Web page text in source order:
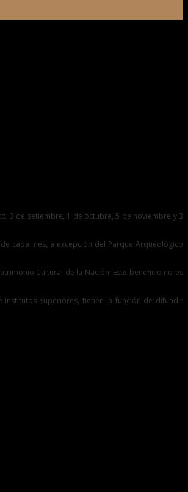
3 de setiembre, 1 de octubre, 5 de noviembre y 3
cada mes, a excepción del Parque Arqueológico
Cultural de la Nación. Este beneficio no es
institutos superiores, tienen la función de difundir